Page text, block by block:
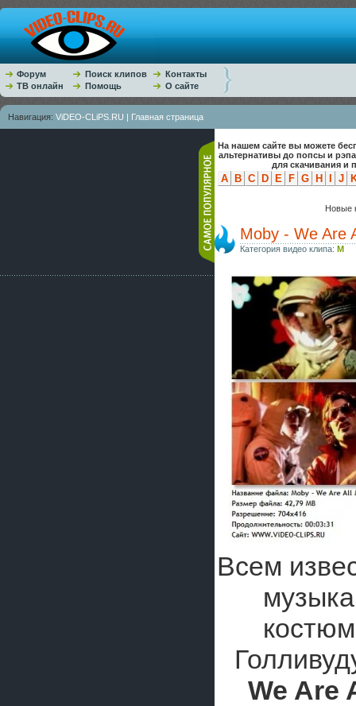
Форум Поиск клипов
Контакты
ТВ онлайн
Помощь О сайте
Навигация: ViDEO-CLiPS.RU | Главная страница
На нашем сайте вы можете
альтернативы до попсы и
для скачивания и
A B C D E F G H J
Новые
Moby - We Are
Категория видео клипа: M
Всем
We Are